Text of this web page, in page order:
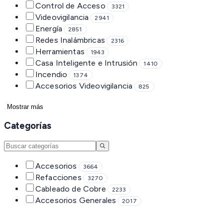
Control de Acceso 3321
Videovigilancia 2941
Energía 2851
Redes Inalámbricas 2316
Herramientas 1943
Casa Inteligente e Intrusión 1410
Incendio 1374
Accesorios Videovigilancia 825
Mostrar más
Categorías
Accesorios 3664
Refacciones 3270
Cableado de Cobre 2233
Accesorios Generales 2017